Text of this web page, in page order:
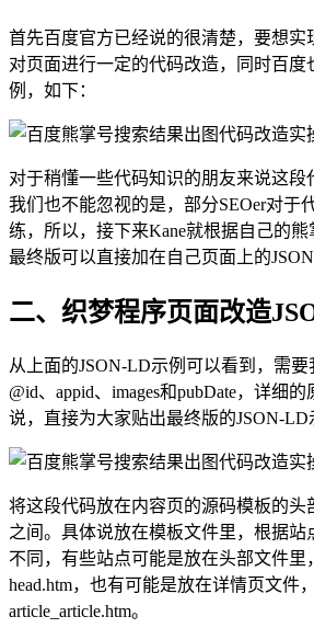
首先百度官方已经说的很清楚，要想实
对页面进行一定的代码改造，同时百度
例，如下：
对于稍懂一些代码知识的朋友来说这段
我们也不能忽视的是，部分SEOer对于
练，所以，接下来Kane就根据自己的
最终版可以直接加在自己页面上的
二、织梦程序页面改造
从上面的JSON-LD示例可以看到，需
@id、appid、images和pubDate，详细的
说，直接为大家贴出最终版的JSON-LD
将这段代码放在内容页的源码模板的头
之间。具体说放在模板文件里，根据站
不同，有些站点可能是放在头部文件里
head.htm，也有可能是放在详情页文件
article_article.htm。